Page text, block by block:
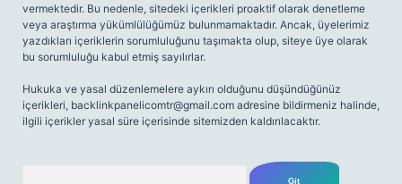
vermektedir. Bu nedenle, sitedeki içerikleri proaktif olarak denetleme
veya araştırma yükümlülüğümüz bulunmamaktadır. Ancak, üyelerimiz
yazdıkları içeriklerin sorumluluğunu taşımakta olup, siteye üye olarak
bu sorumluluğu kabul etmiş sayılırlar.
Hukuka ve yasal düzenlemelere aykırı olduğunu düşündüğünüz
içerikleri, backlinkpanelicomtr@gmail.com adresine bildirmeniz halinde,
ilgili içerikler yasal süre içerisinde sitemizden kaldırılacaktır.